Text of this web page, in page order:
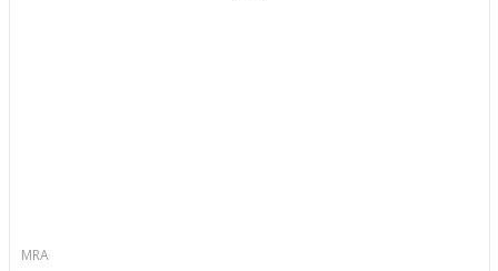
MRA